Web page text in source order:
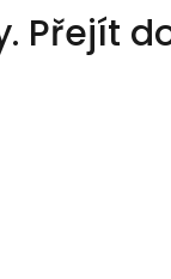
Přejít